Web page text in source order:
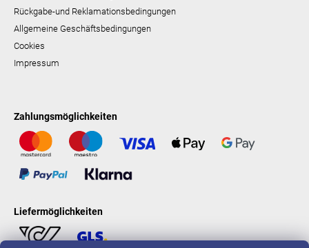
Rückgabe-und Reklamationsbedingungen
Allgemeine Geschäftsbedingungen
Cookies
Impressum
Zahlungsmöglichkeiten
Liefermöglichkeiten